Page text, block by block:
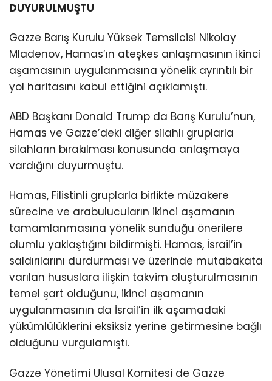
DUYURULMUŞTU
Gazze Barış Kurulu Yüksek Temsilcisi Nikolay
Mladenov, Hamas’ın ateşkes anlaşmasının ikinci
aşamasının uygulanmasına yönelik ayrıntılı bir
yol haritasını kabul ettiğini açıklamıştı.
ABD Başkanı Donald Trump da Barış Kurulu’nun,
Hamas ve Gazze’deki diğer silahlı gruplarla
silahların bırakılması konusunda anlaşmaya
vardığını duyurmuştu.
Hamas, Filistinli gruplarla birlikte müzakere
sürecine ve arabulucuların ikinci aşamanın
tamamlanmasına yönelik sunduğu önerilere
olumlu yaklaştığını bildirmişti. Hamas, İsrail’in
saldırılarını durdurması ve üzerinde mutabakata
varılan hususlara ilişkin takvim oluşturulmasının
temel şart olduğunu, ikinci aşamanın
uygulanmasının da İsrail’in ilk aşamadaki
yükümlülüklerini eksiksiz yerine getirmesine bağlı
olduğunu vurgulamıştı.
Gazze Yönetimi Ulusal Komitesi de Gazze